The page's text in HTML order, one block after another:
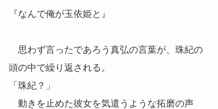
『なんで俺が玉依姫と』
思わず言ったであろう真弘の言葉が、珠紀の
頭の中で繰り返される。
「珠紀？」
動きを止めた彼女を気遣うような拓磨の声